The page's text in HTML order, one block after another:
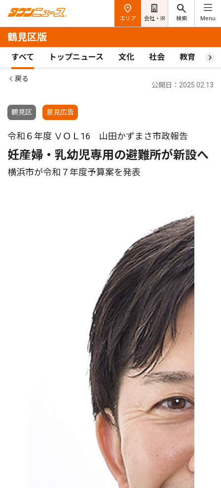
エリア 会社・IR 検索 Menu
鶴見区版
すべて トップニュース 文化 社会 教育 ス
戻る
鶴見区 意見広告
公開日：2025.02.13
令和６年度 ⅤＯＬ16 山田かずまさ市政報告
妊産婦・乳幼児専用の避難所が新設へ
横浜市が令和７年度予算案を発表